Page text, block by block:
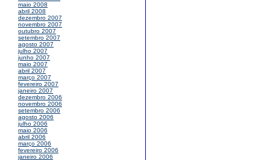
maio 2008
abril 2008
dezembro 2007
novembro 2007
outubro 2007
setembro 2007
agosto 2007
julho 2007
junho 2007
maio 2007
abril 2007
março 2007
fevereiro 2007
janeiro 2007
dezembro 2006
novembro 2006
setembro 2006
agosto 2006
julho 2006
maio 2006
abril 2006
março 2006
fevereiro 2006
janeiro 2006